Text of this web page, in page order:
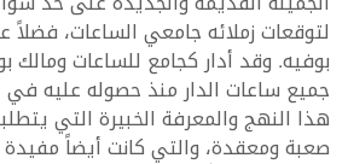
لتوقعات زملائه جامعي الساعات، فضلاً
بوفيه. وقد أدار كجامع للساعات
هذا النهج والمعرفة الخبيرة التي
صعبة ومعقدة، والتي كانت أيضاً مفيدة